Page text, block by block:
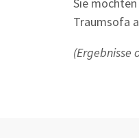
Traumsofa
(Ergebnisse